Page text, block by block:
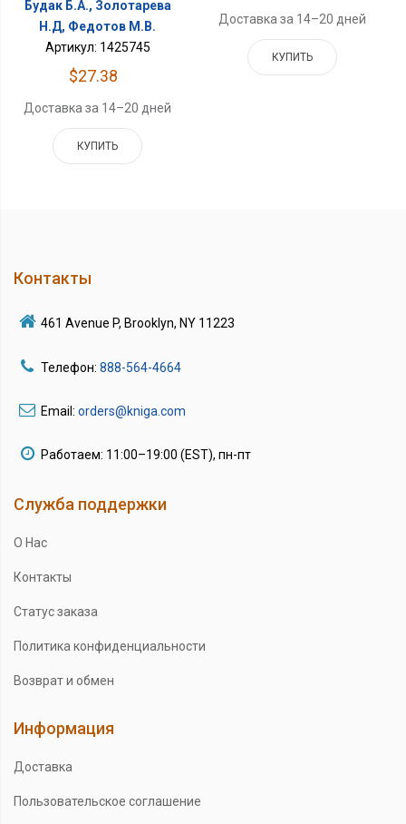
Будак Б.А., Золотарева
Н.Д, Федотов М.В.
Артикул: 1425745
$27.38
Доставка за 14–20 дней
КУПИТЬ
Доставка за 14–20 дней
КУПИТЬ
Контакты
461 Avenue P, Brooklyn, NY 11223
Телефон: 888-564-4664
Email: orders@kniga.com
Работаем: 11:00–19:00 (EST), пн-пт
Служба поддержки
О Нас
Контакты
Статус заказа
Политика конфиденциальности
Возврат и обмен
Информация
Доставка
Пользовательское соглашение